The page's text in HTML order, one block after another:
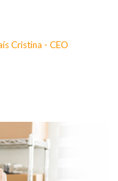
Cristina - CEO